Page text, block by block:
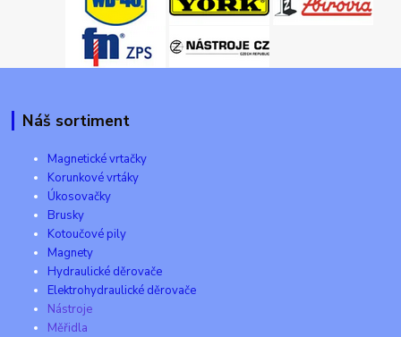
Náš sortiment
Magnetické vrtačky
Korunkové vrtáky
Úkosovačky
Brusky
Kotoučové pily
Magnety
Hydraulické děrovače
Elektrohydraulické děrovače
Nástroje
Měřidla